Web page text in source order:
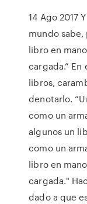
14 Ago 2017
mundo sabe,
libro en
cargada.” En
libros,
denotarlo.
como un
algunos un
como un
libro en
cargada."
dado a que